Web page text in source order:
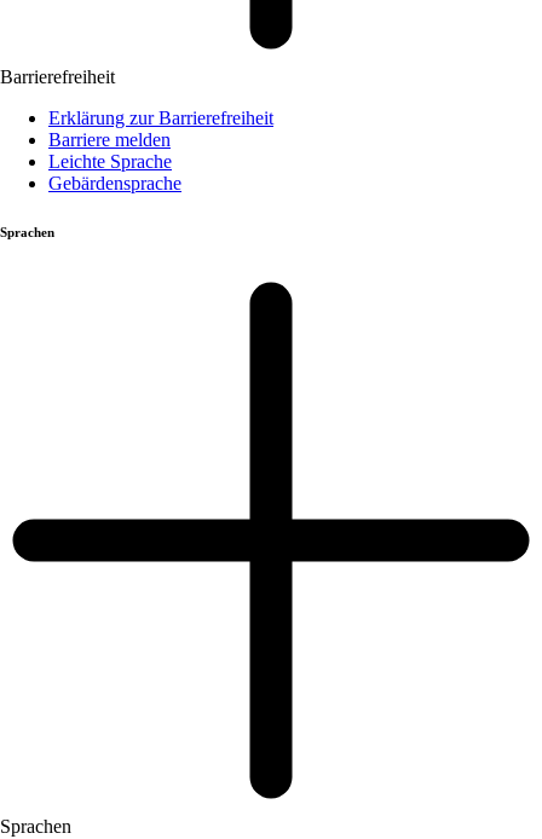
Barrierefreiheit
Erklärung zur Barrierefreiheit
Barriere melden
Leichte Sprache
Gebärdensprache
Sprachen
Sprachen